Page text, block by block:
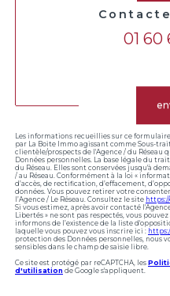
01 60
Les informations recueillies sur ce
par La Boite Immo agissant comme Sous-
clientèle/prospects de l'Agence / du Réseau
Données personnelles. La base légale du
du Réseau. Elles sont conservées jusqu'à
/ au Réseau. Conformément à la loi «
d’accès, de rectification, d’effacement,
données. Vous pouvez retirer votre
l’Agence / Le Réseau. Consultez le site
Si vous estimez, après avoir contacté
Libertés » ne sont pas respectés, vous
informons de l’existence de la liste
laquelle vous pouvez vous inscrire ici :
protection des Données personnelles, nous
sensibles dans le champ de saisie libre.
Ce site est protégé par reCAPTCHA, les
d'utilisation de Google s'appliquent.